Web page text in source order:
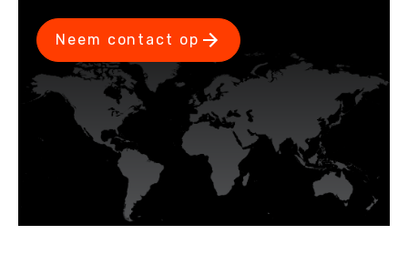
Neem contact op